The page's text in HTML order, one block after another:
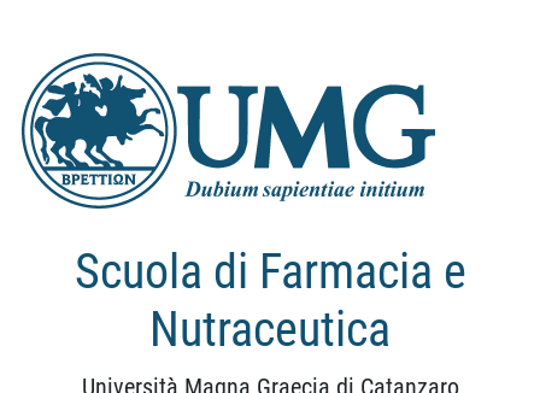
Scuola di Farmacia e
Nutraceutica
Università Magna Graecia di Catanzaro